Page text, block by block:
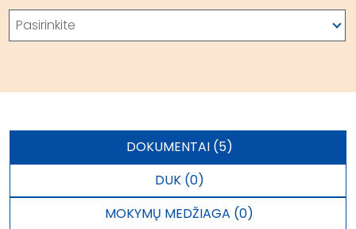
netiksli. Kvietimas finansuojamas
Paieška
Pasirinkite
DOKUMENTAI (5)
DUK (0)
MOKYMŲ MEDŽIAGA (0)